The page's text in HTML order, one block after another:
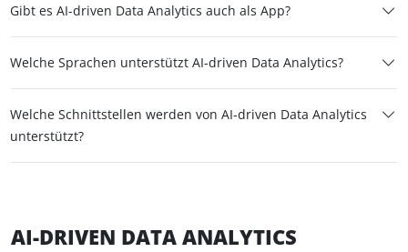
Gibt es AI-driven Data Analytics auch als App?
Welche Sprachen unterstützt AI-driven Data Analytics?
Welche Schnittstellen werden von AI-driven Data Analytics
unterstützt?
AI-DRIVEN DATA ANALYTICS